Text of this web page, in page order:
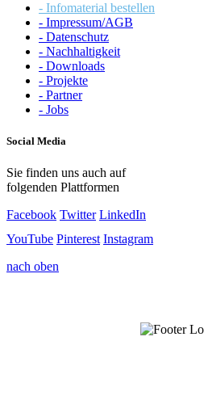
- Infomaterial bestellen
- Impressum/AGB
- Datenschutz
- Nachhaltigkeit
- Downloads
- Projekte
- Partner
- Jobs
Social Media
Sie finden uns auch auf
folgenden Plattformen
Facebook Twitter LinkedIn
YouTube Pinterest Instagram
nach oben